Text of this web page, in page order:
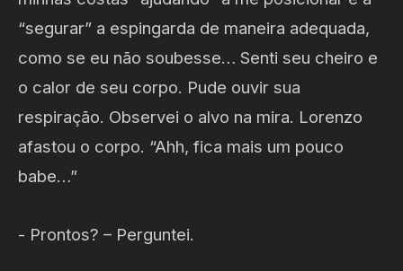
“segurar” a espingarda de maneira adequada,
como se eu não soubesse… Senti seu cheiro e
o calor de seu corpo. Pude ouvir sua
respiração. Observei o alvo na mira. Lorenzo
afastou o corpo. “Ahh, fica mais um pouco
babe…”
- Prontos? – Perguntei.